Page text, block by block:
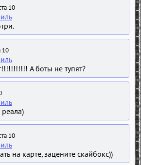
10
10
А боты не тупят?
10
на карте, зацените скайбокс))